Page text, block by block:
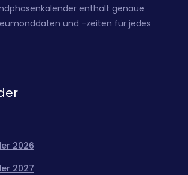
enthält genaue
und -zeiten für jedes
2026
2027